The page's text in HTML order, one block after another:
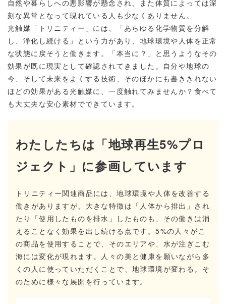
自然や暮らしへの悪影響が懸念され、また体質によっては深
刻な異常となって現れている人も少なくありません。
光触媒「トリニティー」には、「あらゆる化学物質を分解
し、浄化し続ける」という力があり、地球環境や人体を正常
な状態に戻そうと働きます。「本当に？」と思うようなその
効果が既に現実として確認されてきました。自分や地球の
今、そして未来をよくする技術、そのほかにも書ききれない
ほどの効果がある光触媒に、一度触れてみませんか？食べて
も大丈夫な安心素材でできています。
わたしたちは「地球再生5%プロ
ジェクト」に参画しています
トリニティー関連商品には、地球環境や人体を改善する
働きがありますが、大きな特徴は「人体から排出」され
たり「使用したものを排水」したものも、その働きは消
えることなく効果を出し続ける点です。5%の人々がこ
の商品を使用することで、そのエリアや、水が注ぎこむ
海には変化が現れます。人々の美と健康を願いながら多
くの人に使っていただくことで、地球環境が変わる。そ
のために様々な展開を行っています。